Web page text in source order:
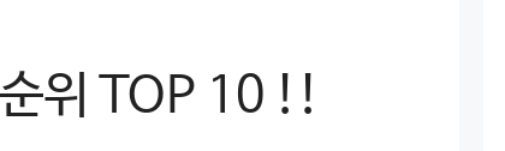
위 TOP 10 !!